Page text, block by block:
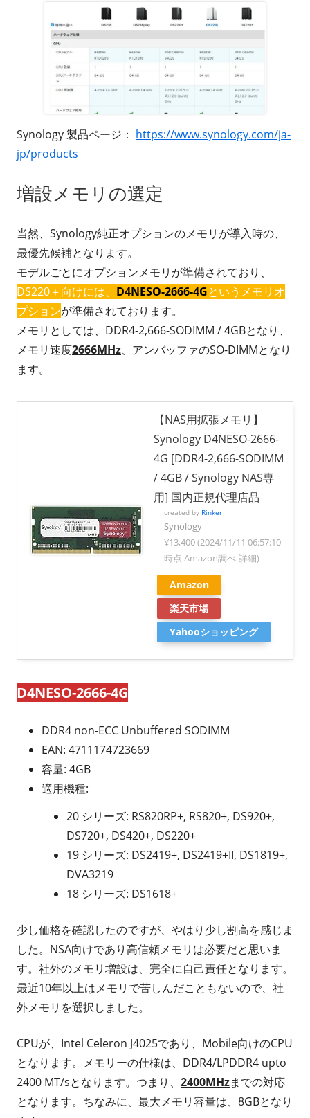
Synology 製品ページ： https://www.synology.com/ja-
jp/products
増設メモリの選定
当然、Synology純正オプションのメモリが導入時の、
最優先候補となります。
モデルごとにオプションメモリが準備されており、
DS220＋向けには、 D4NESO-2666-4Gというメモリオ
プションが準備されております。
メモリとしては、DDR4-2,666-SODIMM / 4GBとなり、
メモリ速度2666MHz、アンバッファのSO-DIMMとなり
ます。
【NAS用拡張メモリ】
Synology D4NESO-2666-
4G [DDR4-2,666-SODIMM
/ 4GB / Synology NAS専
用] 国内正規代理店品
created by Rinker
Synology
¥13,400(2024/11/11 06:57:10
時点 Amazon調べ-詳細)
Amazon
楽天市場
Yahooショッピング
D4NESO-2666-4G
DDR4 non-ECC Unbuffered SODIMM
EAN: 4711174723669
容量: 4GB
適用機種:
20 シリーズ: RS820RP+, RS820+, DS920+,
DS720+, DS420+, DS220+
19 シリーズ: DS2419+, DS2419+II, DS1819+,
DVA3219
18 シリーズ: DS1618+
少し価格を確認したのですが、やはり少し割高を感じま
した。NSA向けであり高信頼メモリは必要だと思いま
す。社外のメモリ増設は、完全に自己責任となります。
最近10年以上はメモリで苦しんだこともないので、社
外メモリを選択しました。
CPUが、Intel Celeron J4025であり、Mobile向けのCPU
となります。メモリーの仕様は、DDR4/LPDDR4 upto
2400 MT/sとなります。つまり、 2400MHzまでの対応
となります。ちなみに、最大メモリ容量は、8GBとなり